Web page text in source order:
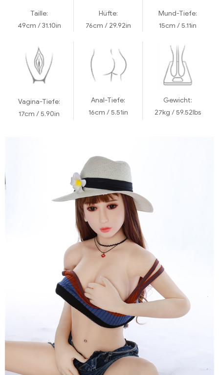
Taille:
49cm / 31.10in
Hüfte:
76cm / 29.92in
Mund-Tiefe:
15cm / 5.11in
Vagina-Tiefe:
17cm / 5.90in
Anal-Tiefe:
16cm / 5.51in
Gewicht:
27kg / 59.52lbs